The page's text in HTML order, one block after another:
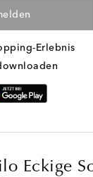
Erlebnis
Eckige